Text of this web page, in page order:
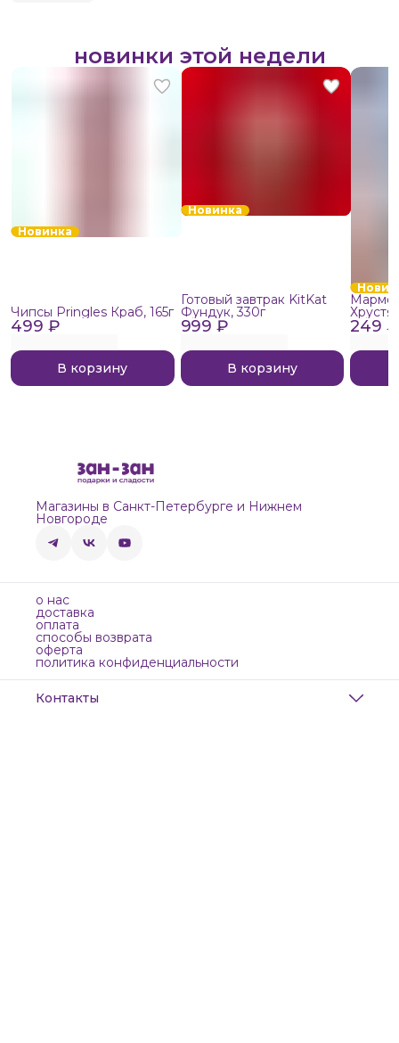
новинки этой недели
Новинка
499 ₽
Чипсы Pringles Краб, 165г
В корзину
Новинка
999 ₽
Готовый завтрак KitKat
Фундук, 330г
В корзину
249 ₽
Магазины в Санкт-Петербурге и Нижнем
Новгороде
о нас
доставка
оплата
способы возврата
оферта
политика конфиденциальности
Контакты